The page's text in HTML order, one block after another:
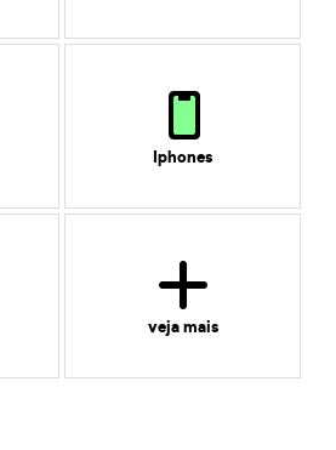
Iphones
veja mais